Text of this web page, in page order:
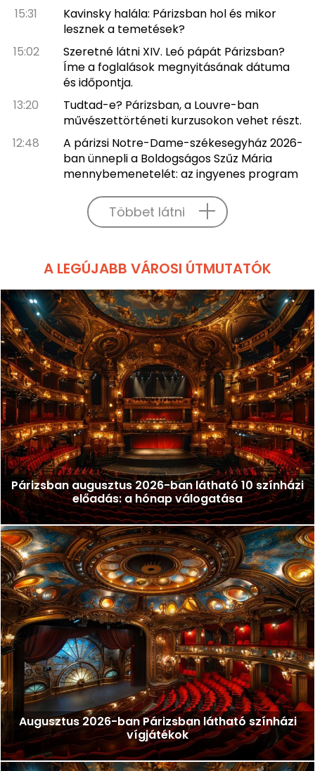
15:31
Kavinsky halála: Párizsban hol és mikor
lesznek a temetések?
15:02
Szeretné látni XIV. Leó pápát Párizsban?
Íme a foglalások megnyitásának dátuma
és időpontja.
13:20
Tudtad-e? Párizsban, a Louvre-ban
művészettörténeti kurzusokon vehet részt.
12:48
A párizsi Notre-Dame-székesegyház 2026-
ban ünnepli a Boldogságos Szűz Mária
mennybemenetelét: az ingyenes program
Többet látni
A LEGÚJABB VÁROSI ÚTMUTATÓK
Párizsban augusztus 2026-ban látható 10 színházi
előadás: a hónap válogatása
Augusztus 2026-ban Párizsban látható színházi
vígjátékok